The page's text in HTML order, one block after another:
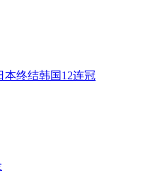
本终结韩国12连冠